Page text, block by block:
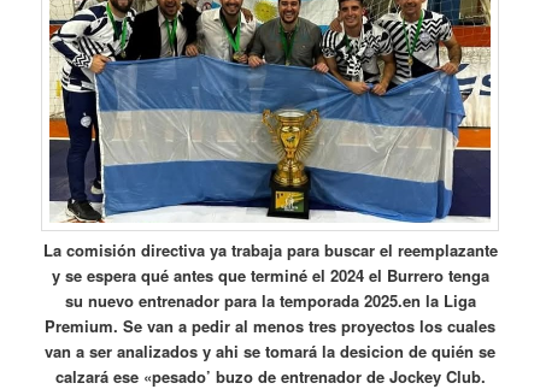
La comisión directiva ya trabaja para buscar el reemplazante
y se espera qué antes que terminé el 2024 el Burrero tenga
su nuevo entrenador para la temporada 2025.en la Liga
Premium. Se van a pedir al menos tres proyectos los cuales
van a ser analizados y ahi se tomará la desicion de quién se
calzará ese «pesado’ buzo de entrenador de Jockey Club.